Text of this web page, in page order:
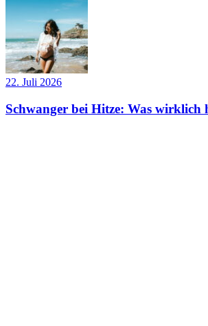
22. Juli 2026
Schwanger bei Hitze: Was wirklich